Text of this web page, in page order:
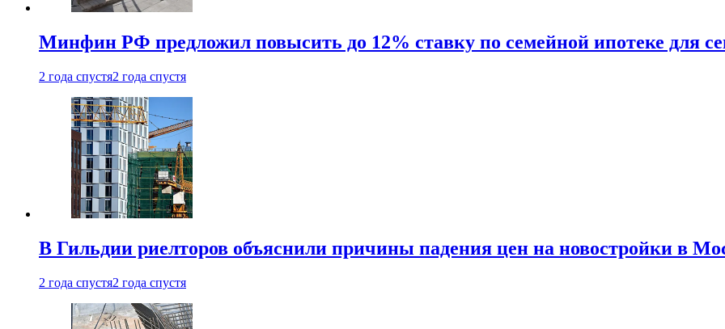
Минфин РФ предложил повысить до 12% ставку по семейной ипотеке для
2 года спустя2 года спустя
В Гильдии риелторов объяснили причины падения цен на новостройки в
2 года спустя2 года спустя